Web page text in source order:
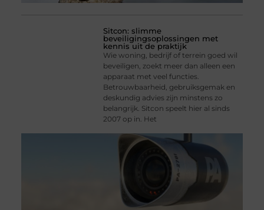
Sitcon: slimme
beveiligingsoplossingen met
kennis uit de praktijk
Wie woning, bedrijf of terrein goed wil
beveiligen, zoekt meer dan alleen een
apparaat met veel functies.
Betrouwbaarheid, gebruiksgemak en
deskundig advies zijn minstens zo
belangrijk. Sitcon speelt hier al sinds
2007 op in. Het